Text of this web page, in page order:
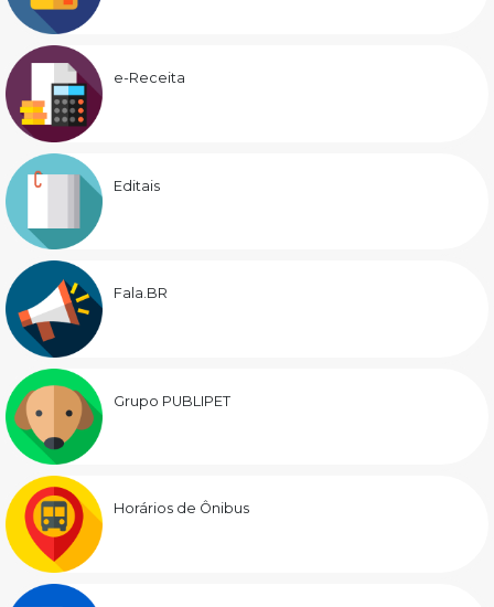
e-Receita
Editais
Fala.BR
Grupo PUBLIPET
Horários de Ônibus